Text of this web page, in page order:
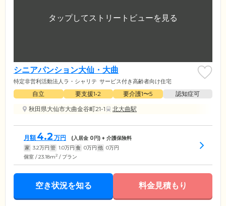
シニアパンション大仙・大曲
特定非営利活動法人ラ・シャリテ サービス付き高齢者向け住宅
自立 要支援1•2 要介護1〜5
認知症可
秋田県大仙市大曲金谷町21-1
北大曲駅
月額 4.2 万円 (入居金 0円) + 介護保険料
家 3.2万円 管 1.0万円 食 0万円 他 0万円
個室 / 23.18m2 / プラン
空き状況を知る 料金見積もり